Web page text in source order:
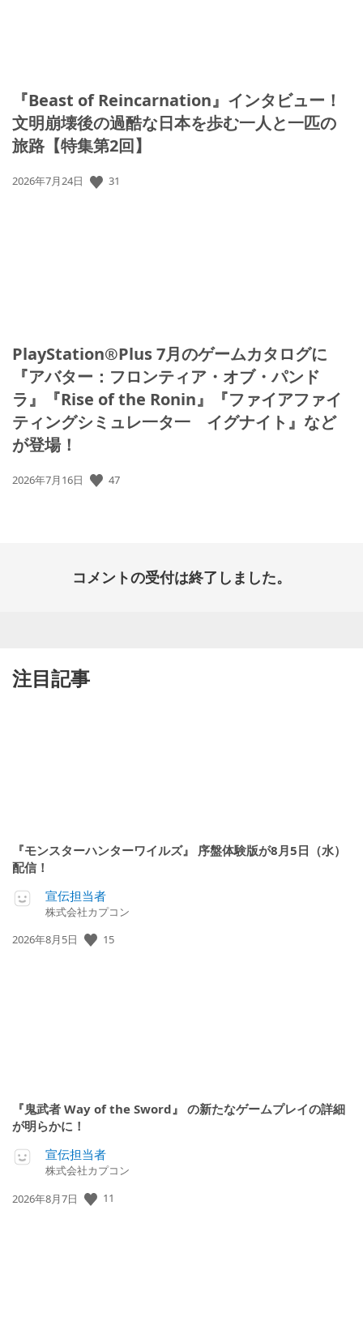
『Beast of Reincarnation』インタビュー！
文明崩壊後の過酷な日本を歩む一人と一匹の
旅路【特集第2回】
公
2026年7月24日 31
PlayStation®Plus 7月のゲームカタログに
『アバター：フロンティア・オブ・パンド
ラ』『Rise of the Ronin』『ファイアファイ
ティングシミュレ一タ一 イグナイト』など
が登場！
公
2026年7月16日 47
コメントの受付は終了しました。
注目記事
『モンスターハンターワイルズ』 序盤体験版が8月5日（水）
配信！
宣伝担当者
株式会社カプコン
公
2026年8月5日 15
『鬼武者 Way of the Sword』 の新たなゲームプレイの詳細
が明らかに！
宣伝担当者
株式会社カプコン
公
2026年8月7日 11